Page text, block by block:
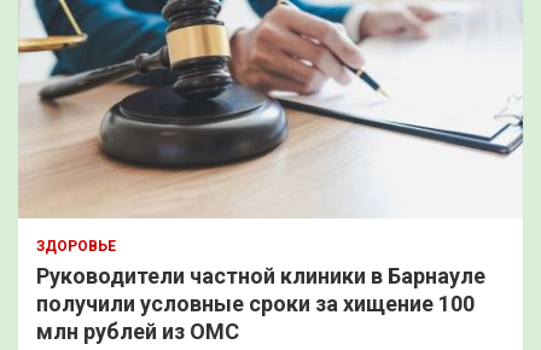
ЗДОРОВЬЕ
Руководители частной клиники в Барнауле
получили условные сроки за хищение 100
млн рублей из ОМС